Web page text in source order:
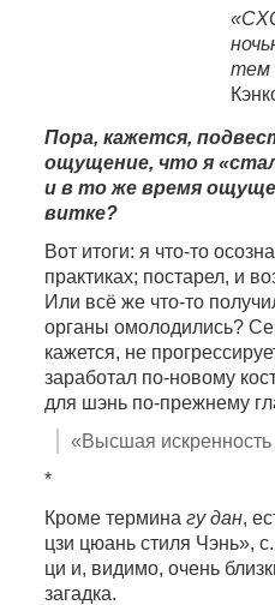
тем
Пора, кажется,
ощущение, что я
и в то же время
витке?
Вот итоги: я что-то
практиках; постарел, и
Или всё же что-то
органы омолодились?
кажется, не
заработал по-новому
для шэнь по-прежнему
«Высшая
*
Кроме термина гу дан,
цзи цюань стиля Чэнь»,
ци и, видимо, очень
загадка.